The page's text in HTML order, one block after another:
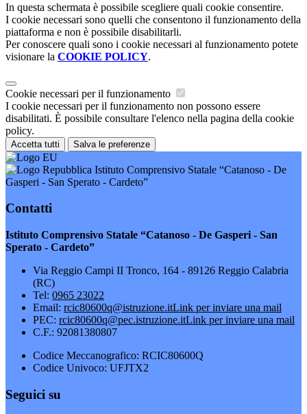
In questa schermata è possibile scegliere quali cookie consentire.
I cookie necessari sono quelli che consentono il funzionamento della
piattaforma e non è possibile disabilitarli.
Per conoscere quali sono i cookie necessari al funzionamento potete
visionare la COOKIE POLICY.
Cookie necessari per il funzionamento
I cookie necessari per il funzionamento non possono essere
disabilitati. È possibile consultare l'elenco nella pagina della cookie
policy.
Accetta tutti Salva le preferenze
Istituto Comprensivo Statale “Catanoso - De
Gasperi - San Sperato - Cardeto”
Contatti
Istituto Comprensivo Statale “Catanoso - De Gasperi - San
Sperato - Cardeto”
Via Reggio Campi II Tronco, 164 - 89126 Reggio Calabria
(RC)
Tel: 0965 23022
Email: rcic80600q@istruzione.itLink per inviare una mail
PEC: rcic80600q@pec.istruzione.itLink per inviare una mail
C.F.: 92081380807
Codice Meccanografico: RCIC80600Q
Codice Univoco: UFJTX2
Seguici su